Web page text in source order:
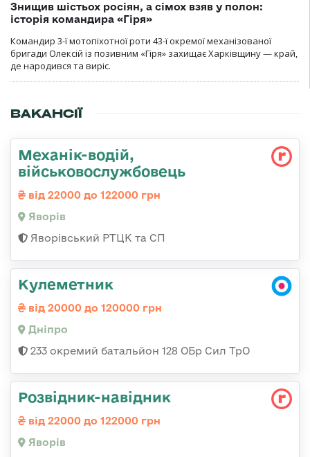
Знищив шістьох росіян, а сімох взяв у полон:
історія командира «Гіря»
Командир 3-ї мотопіхотної роти 43-ї окремої механізованої
бригади Олексій із позивним «Гіря» захищає Харківщину — край,
де народився та виріс.
ВАКАНСІЇ
Механік-водій,
військовослужбовець
від 22000 до 122000 грн
Яворів
Яворівський РТЦК та СП
Кулеметник
від 20000 до 120000 грн
Дніпро
233 окремий батальйон 128 ОБр Сил ТрО
Розвідник-навідник
від 22000 до 122000 грн
Яворів